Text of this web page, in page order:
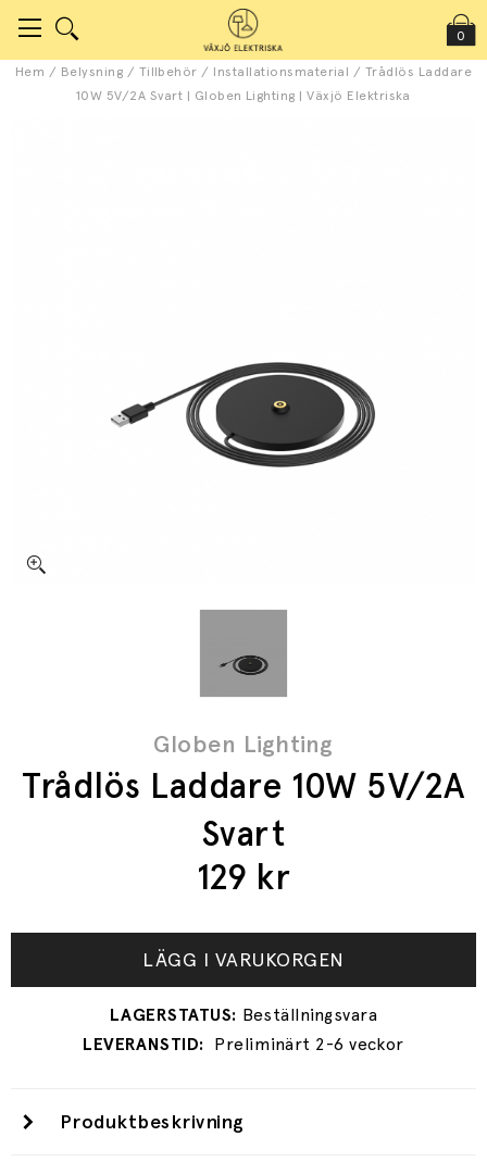
0
Hem / Belysning / Tillbehör / Installationsmaterial / Trådlös Laddare
10W 5V/2A Svart | Globen Lighting | Växjö Elektriska
Globen Lighting
Trådlös Laddare 10W 5V/2A
Svart
129 kr
LÄGG I VARUKORGEN
Preliminärt 2-6 veckor
Produktbeskrivning